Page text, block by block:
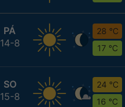
PÁ
14-8
28 °C
17 °C
SO
15-8
24 °C
16 °C